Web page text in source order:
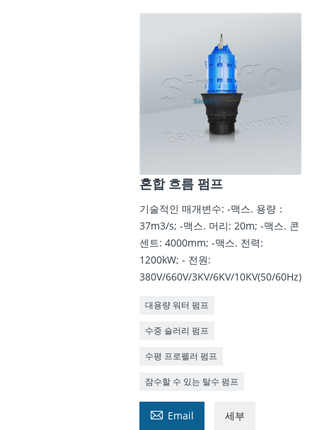
혼합 흐름 펌프
기술적인 매개변수: -맥스. 용량：
37m3/s; -맥스. 머리: 20m; -맥스. 콘
센트: 4000mm; -맥스. 전력:
1200kW; - 전원:
380V/660V/3KV/6KV/10KV(50/60Hz)
대용량 워터 펌프
수중 슬러리 펌프
수평 프로펠러 펌프
잠수할 수 있는 탈수 펌프
 Email 세부